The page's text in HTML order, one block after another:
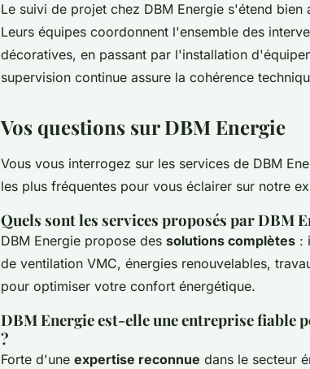
Le suivi de projet chez DBM Energie s'étend
Leurs équipes coordonnent l'ensemble des
décoratives, en passant par l'installation
supervision continue assure la cohérence
Vos questions sur DBM Energie
Vous vous interrogez sur les services de DBM
les plus fréquentes pour vous éclairer sur notre
Quels sont les services proposés par DBM
DBM Energie propose des solutions complètes :
de ventilation VMC, énergies renouvelables,
pour optimiser votre confort énergétique.
DBM Energie est-elle une entreprise fiable
?
Forte d'une expertise reconnue dans le secteur